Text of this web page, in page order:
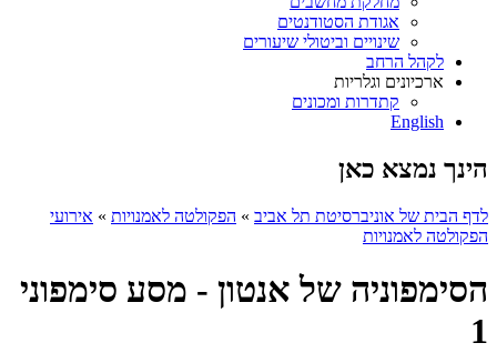
אגודת הסטודנטים
שינויים וביטולי שיעורים
לקהל הרחב
ארכיונים וגלריות
קתדרות ומכונים
English
הינך נמצא כאן
לדף הבית של אוניברסיטת תל אביב » הפקולטה לאמנויות » אירועי
הפקולטה לאמנויות
הסימפוניה של אנטון - מסע סימפוני
1